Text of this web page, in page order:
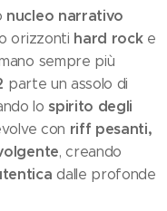
nucleo narrativo
orizzonti hard rocke
sempre più
parte un assolo di
lospirito degli
con riff pesanti,
, creando
dalle profonde